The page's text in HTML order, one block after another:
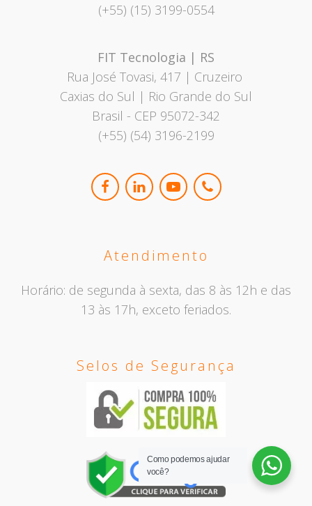
(+55) (15) 3199-0554
FIT Tecnologia | RS
Rua José Tovasi, 417 | Cruzeiro
Caxias do Sul | Rio Grande do Sul
Brasil - CEP 95072-342
(+55) (54) 3196-2199
Atendimento
Horário: de segunda à sexta, das 8 às 12h e das
13 às 17h, exceto feriados.
Selos de Segurança
Como podemos ajudar
você?